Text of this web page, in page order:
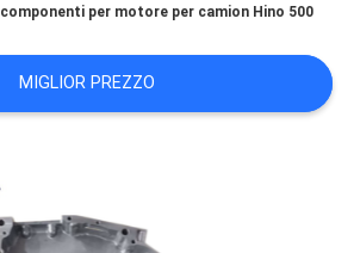
componenti per motore per camion Hino 500
MIGLIOR PREZZO